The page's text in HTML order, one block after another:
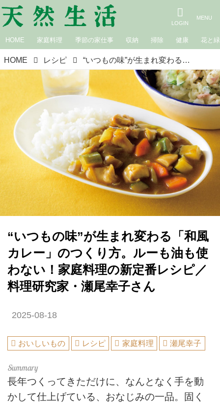
HOME 家庭料理 季節の家仕事 収納 掃除 健康 花と緑
HOME レシピ “いつもの味”が生まれ変わる「和風カレー」のつくり方。ルーも油も使わない！家庭料理の新定番レシピ／料理研究家・瀬尾幸子さん
“いつもの味”が生まれ変わる「和風
カレー」のつくり方。ルーも油も使
わない！家庭料理の新定番レシピ／
料理研究家・瀬尾幸子さん
2025-08-18
おいしいもの レシピ 家庭料理 瀬尾幸子
長年つくってきただけに、なんとなく手を動
かして仕上げている、おなじみの一品。固く